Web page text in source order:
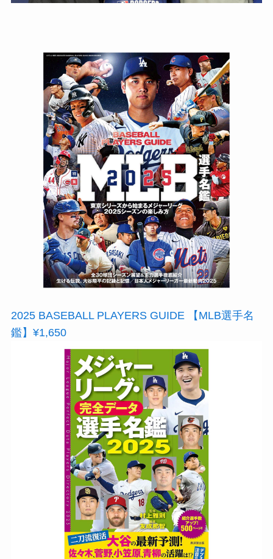
2025 BASEBALL PLAYERS GUIDE 【MLB選手名
鑑】¥1,650